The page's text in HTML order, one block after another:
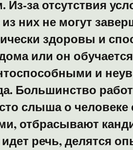
Из-за отсутствия
них не могут
здоровы и
или он
и
Большинство
слыша о
отбрасывают
речь, делятся